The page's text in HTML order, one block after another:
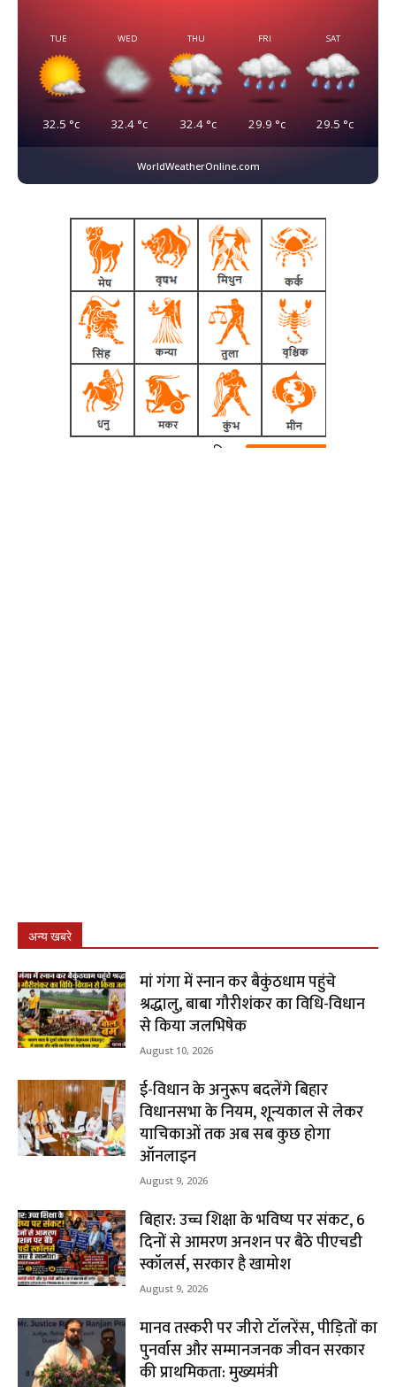
TUE
32.5 °c
WED
32.4 °c
THU
32.4°c
FRI
29.9 °c
SAT
29.5 °c
WorldWeatherOnline.com
अन्य खबरे
मां गंगा में स्नान कर बैकुंठधाम पहुंचे
श्रद्धालु, बाबा गौरीशंकर का विधि-विधान
से किया जलभिषेक
August 10, 2026
ई-विधान के अनुरूप बदलेंगे बिहार
विधानसभा के नियम, शून्यकाल से लेकर
याचिकाओं तक अब सब कुछ होगा
ऑनलाइन
August 9, 2026
बिहार: उच्च शिक्षा के भविष्य पर संकट, 6
दिनों से आमरण अनशन पर बैठे पीएचडी
स्कॉलर्स, सरकार है खामोश
August 9, 2026
मानव तस्करी पर जीरो टॉलरेंस, पीड़ितों का
पुनर्वास और सम्मानजनक जीवन सरकार
की प्राथमिकता: मुख्यमंत्री